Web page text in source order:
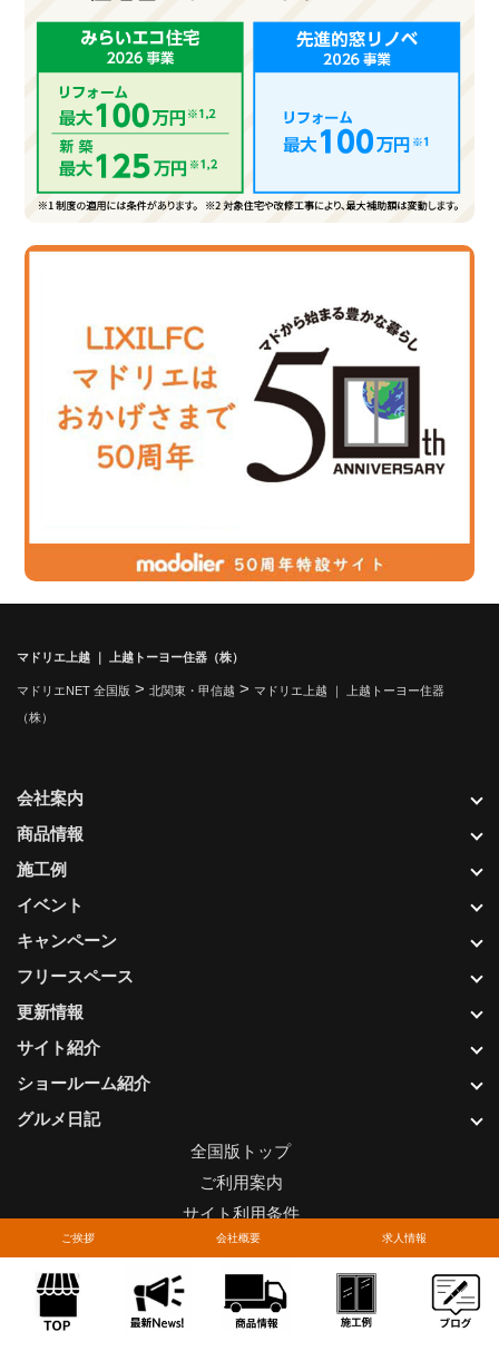
ご挨拶 会社概要 求人情報
マドリエ上越 ｜ 上越トーヨー住器（株）
マドリエNET 全国版 > 北関東・甲信越 > マドリエ上越 ｜ 上越トーヨー住器
（株）
更新情報
サイト紹介
ショールーム紹介
グルメ日記
会社案内
商品情報
施工例
イベント
キャンペーン
フリースペース
全国版トップ
ご利用案内
サイト利用条件
プライバシーポリシー
関連リンク
お問い合わせについて